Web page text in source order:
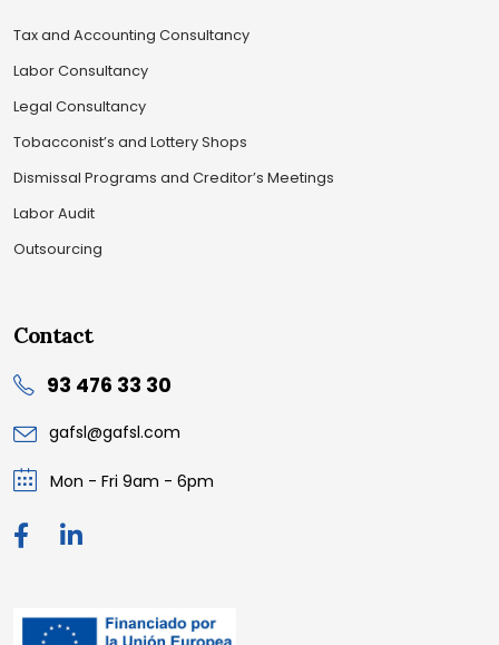
Tax and Accounting Consultancy
Labor Consultancy
Legal Consultancy
Tobacconist’s and Lottery Shops
Dismissal Programs and Creditor’s Meetings
Labor Audit
Outsourcing
Contact
93 476 33 30
gafsl@gafsl.com
Mon - Fri 9am - 6pm